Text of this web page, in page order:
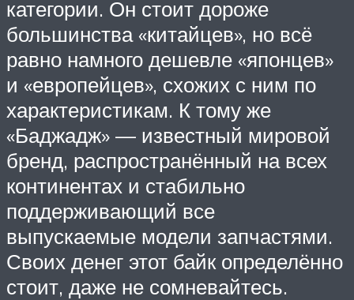
категории. Он стоит дороже
большинства «китайцев», но всё
равно намного дешевле «японцев»
и «европейцев», схожих с ним по
характеристикам. К тому же
«Баджадж» — известный мировой
бренд, распространённый на всех
континентах и стабильно
поддерживающий все
выпускаемые модели запчастями.
Своих денег этот байк определённо
стоит, даже не сомневайтесь.